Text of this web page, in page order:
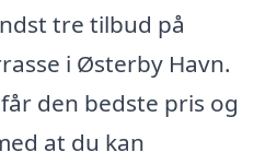
tre tilbud på
i Østerby Havn.
den bedste pris og
at du kan